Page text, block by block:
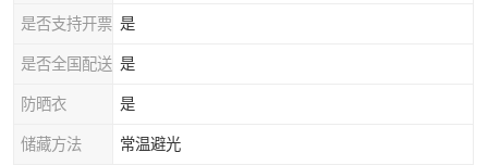
是否支持开票 是
是否全国配送 是
防晒衣 是
储藏方法 常温避光